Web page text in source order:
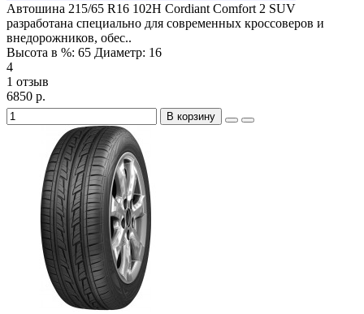
Автошина 215/65 R16 102H Cordiant Comfort 2 SUV
разработана специально для современных кроссоверов и
внедорожников, обес..
Высота в %: 65 Диаметр: 16
4
1 отзыв
6850 р.
В корзину